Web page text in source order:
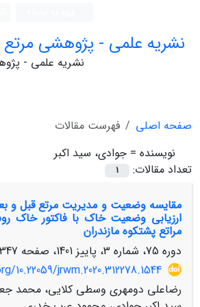
نشریه علمی - پژوهشی مرتع
نشریه علمی -
صفحه اصلی
فهرست مقالات
نویسنده = جوادی، سید اکبر
تعداد مقالات:
1
مقایسه وضعیت و مدیریت مرتع قبل و
ارزیابی وضعیت خاک با فاکتور خاک
مراتع پشتکوه مازندران
دوره 75، شماره 3، پاییز 1401، صفحه
347-361
jrwm.2020.312278.1544
رضاعلی دومهری وسطی کلایی، محمد